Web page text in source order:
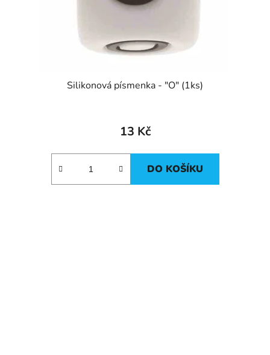
Silikonová písmenka - "O" (1ks)
13 Kč
DO KOŠÍKU